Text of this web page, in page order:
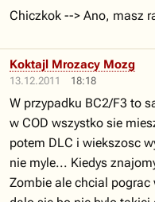
Chiczkok --> Ano, masz
13.12.2011 18:18
Koktajl Mrozacy Mozg
W przypadku BC2/F3 to
w COD wszystko sie
potem DLC i wiekszosc
nie myle... Kiedys
Zombie ale chcial pograc